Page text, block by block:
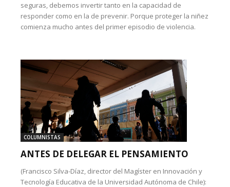
seguras, debemos invertir tanto en la capacidad de
responder como en la de prevenir. Porque proteger la niñez
comienza mucho antes del primer episodio de violencia.
COLUMNISTAS
ANTES DE DELEGAR EL PENSAMIENTO
(Francisco Silva-Díaz, director del Magíster en Innovación y
Tecnología Educativa de la Universidad Autónoma de Chile):